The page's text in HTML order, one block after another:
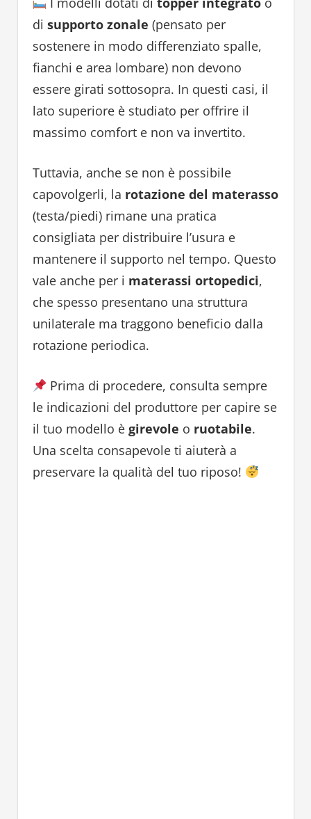
di supporto zonale (pensato per
sostenere in modo differenziato spalle,
fianchi e area lombare) non devono
essere girati sottosopra. In questi casi, il
lato superiore è studiato per offrire il
massimo comfort e non va invertito.
Tuttavia, anche se non è possibile
capovolgerli, la rotazione del materasso
(testa/piedi) rimane una pratica
consigliata per distribuire l’usura e
mantenere il supporto nel tempo. Questo
vale anche per i materassi ortopedici,
che spesso presentano una struttura
unilaterale ma traggono beneficio dalla
rotazione periodica.
Prima di procedere, consulta sempre
le indicazioni del produttore per capire se
il tuo modello è girevole o ruotabile.
Una scelta consapevole ti aiuterà a
preservare la qualità del tuo riposo!